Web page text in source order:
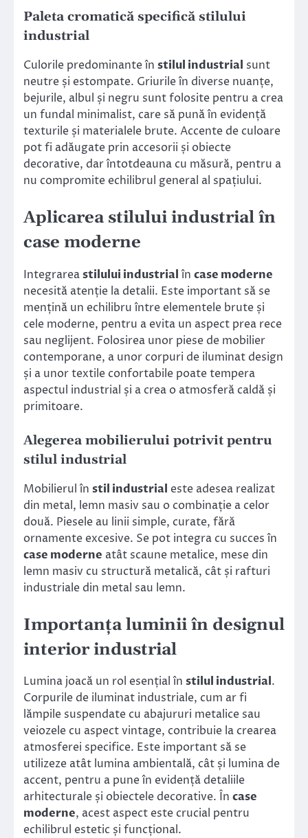
Paleta cromatică specifică stilului
industrial
Culorile predominante în stilul industrial sunt
neutre și estompate. Griurile în diverse nuanțe,
bejurile, albul și negru sunt folosite pentru a crea
un fundal minimalist, care să pună în evidență
texturile și materialele brute. Accente de culoare
pot fi adăugate prin accesorii și obiecte
decorative, dar întotdeauna cu măsură, pentru a
nu compromite echilibrul general al spațiului.
Aplicarea stilului industrial în
case moderne
Integrareastilului industrialîn case moderne
necesită atenție la detalii. Este important să se
mențină un echilibru între elementele brute și
cele moderne, pentru a evita un aspect prea rece
sau neglijent. Folosirea unor piese de mobilier
contemporane, a unor corpuri de iluminat design
și a unor textile confortabile poate tempera
aspectul industrial și a crea o atmosferă caldă și
primitoare.
Alegerea mobilierului potrivit pentru
stilul industrial
Mobilierul în stil industrial este adesea realizat
din metal, lemn masiv sau o combinație a celor
două. Piesele au linii simple, curate, fără
ornamente excesive. Se pot integra cu succes în
case moderne atât scaune metalice, mese din
lemn masiv cu structură metalică, cât și rafturi
industriale din metal sau lemn.
Importanța luminii în designul
interior industrial
Lumina joacă un rol esențial în stilul industrial.
Corpurile de iluminat industriale, cum ar fi
lămpile suspendate cu abajururi metalice sau
veiozele cu aspect vintage, contribuie la crearea
atmosferei specifice. Este important să se
utilizeze atât lumina ambientală, cât și lumina de
accent, pentru a pune în evidență detaliile
arhitecturale și obiectele decorative. În case
moderne, acest aspect este crucial pentru
echilibrul estetic și funcțional.